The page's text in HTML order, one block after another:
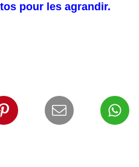
pour les agrandir.